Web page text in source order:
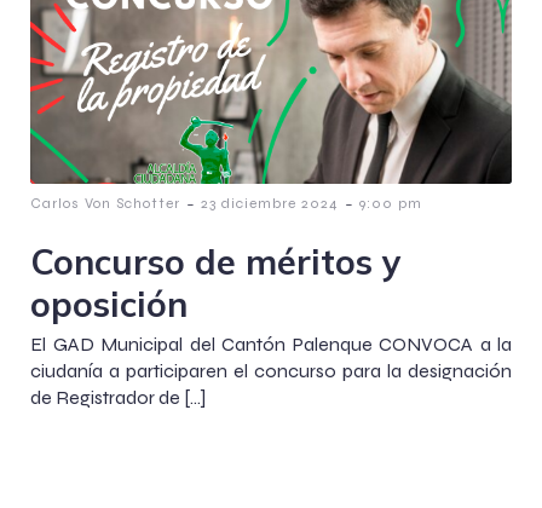
Carlos Von Schotter - 23 diciembre 2024 - 9:00 pm
Concurso de méritos y
oposición
El GAD Municipal del Cantón Palenque CONVOCA a la
ciudanía a participaren el concurso para la designación
de Registrador de […]